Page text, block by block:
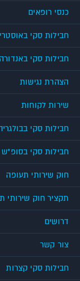
כנסי רופאים
חבילות סקי
חבילות סקי באנדורה
הצהרת נגישות
שירות לקוחות
חבילות סקי
חבילות סקי בסופ"ש
חוק שירותי תעופה
תקציר חוק שירותי
דרושים
צור קשר
חבילות סקי קצרות